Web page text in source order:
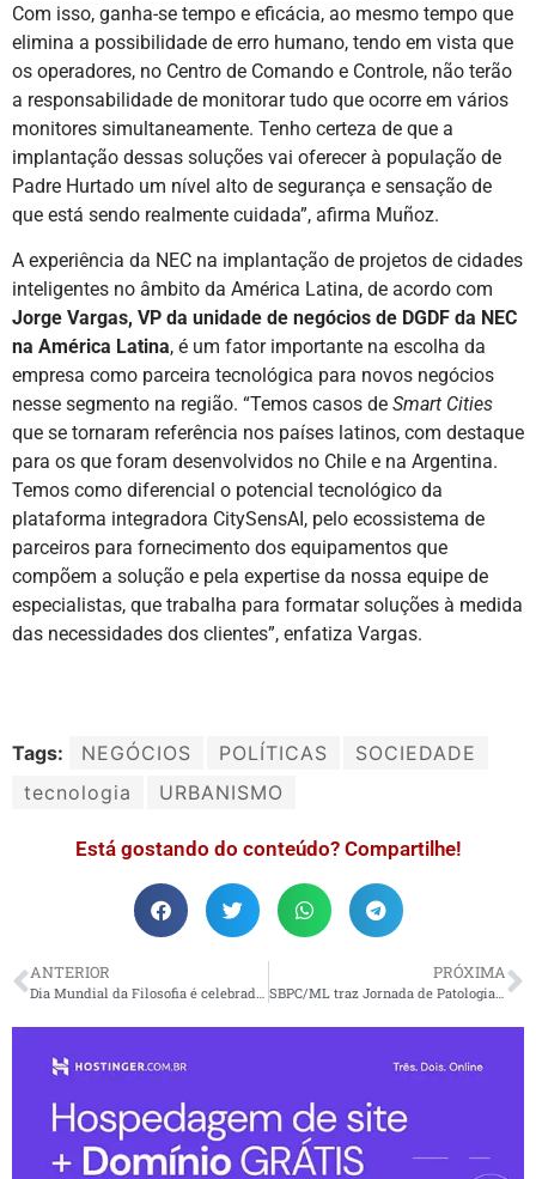
Com isso, ganha-se tempo e eficácia, ao mesmo tempo que
elimina a possibilidade de erro humano, tendo em vista que
os operadores, no Centro de Comando e Controle, não terão
a responsabilidade de monitorar tudo que ocorre em vários
monitores simultaneamente. Tenho certeza de que a
implantação dessas soluções vai oferecer à população de
Padre Hurtado um nível alto de segurança e sensação de
que está sendo realmente cuidada”, afirma Muñoz.
A experiência da NEC na implantação de projetos de cidades
inteligentes no âmbito da América Latina, de acordo com
Jorge Vargas, VP da unidade de negócios de DGDF da NEC
na América Latina, é um fator importante na escolha da
empresa como parceira tecnológica para novos negócios
nesse segmento na região. “Temos casos de Smart Cities
que se tornaram referência nos países latinos, com destaque
para os que foram desenvolvidos no Chile e na Argentina.
Temos como diferencial o potencial tecnológico da
plataforma integradora CitySensAI, pelo ecossistema de
parceiros para fornecimento dos equipamentos que
compõem a solução e pela expertise da nossa equipe de
especialistas, que trabalha para formatar soluções à medida
das necessidades dos clientes”, enfatiza Vargas.
Tags: NEGÓCIOS POLÍTICAS
SOCIEDADE
tecnologia
URBANISMO
Está gostando do conteúdo? Compartilhe!
ANTERIOR
Dia Mundial da Filosofia é celebrado em mais de 130 escolas
PRÓXIMA
SBPC/ML traz Jornada de Patologia Clínica e Medicina Laboratorial a Santos